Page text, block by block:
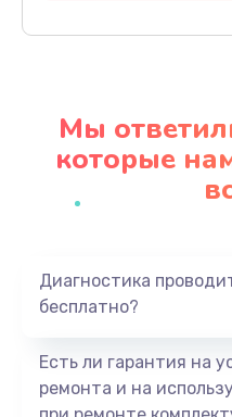
Мы
которые
Диагностика
бесплатно?
Есть ли гарантия на
ремонта и на